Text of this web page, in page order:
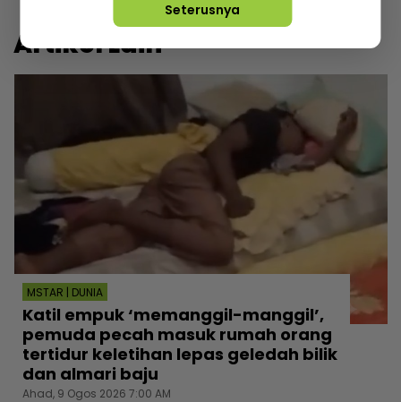
Artikel Lain
MSTAR | DUNIA
Katil empuk ‘memanggil-manggil’,
pemuda pecah masuk rumah orang
tertidur keletihan lepas geledah bilik
dan almari baju
Ahad, 9 Ogos 2026 7:00 AM
Seterusnya